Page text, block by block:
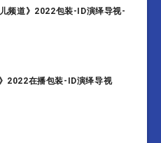
频道》2022包装-ID演绎导视-
2022在播包装-ID演绎导视